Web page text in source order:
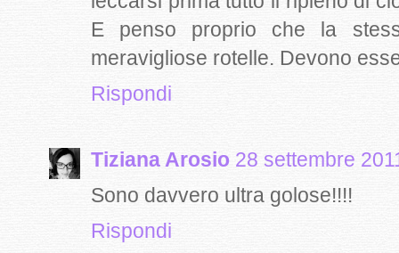
E penso proprio che la
meravigliose rotelle. Devono
Rispondi
Tiziana Arosio 28 settembre
Sono davvero ultra golose!!!!
Rispondi